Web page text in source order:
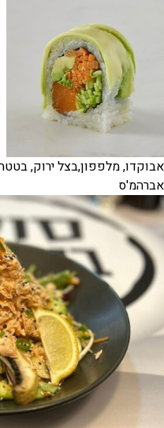
אבוקדו, מלפפון,בצל ירוק,
אברהמ'ס